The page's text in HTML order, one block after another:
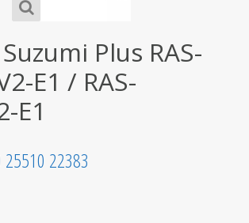
Plus RAS-
E1 / RAS-
E1
25510 22383